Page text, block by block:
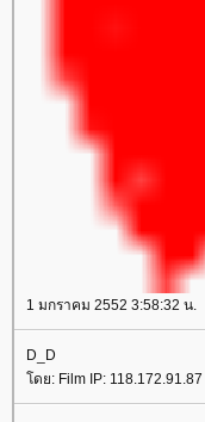
1 มกราคม 2552 3:58:32 น.
D_D
โดย: Film IP: